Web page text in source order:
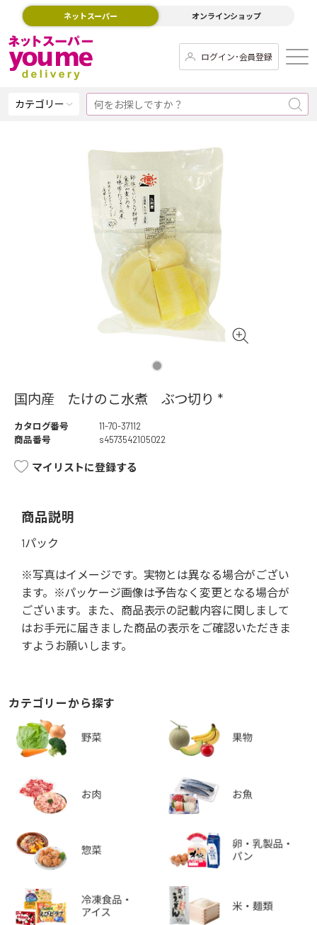
ネットスーパー オンラインショップ
ログイン･会員登録
カテゴリー
国内産 たけのこ水煮 ぶつ切り *
カタログ番号
11-70-37112
商品番号
s4573542105022
マイリストに登録する
商品説明
1パック
※写真はイメージです。実物とは異なる場合がござい
ます。※パッケージ画像は予告なく変更となる場合が
ございます。また、商品表示の記載内容に関しまして
はお手元に届きました商品の表示をご確認いただきま
すようお願いします。
カテゴリーから探す